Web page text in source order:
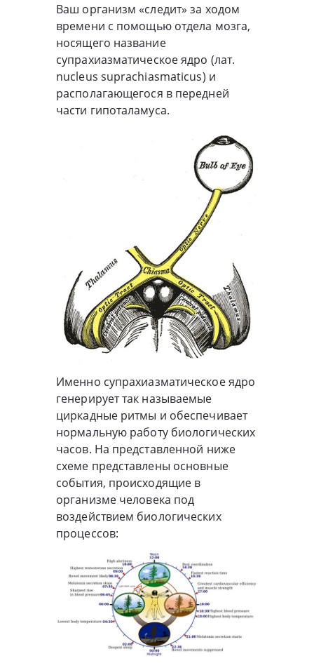
Ваш организм «следит» за ходом
времени с помощью отдела мозга,
носящего название
супрахиазматическое ядро (лат.
nucleus suprachiasmaticus) и
располагающегося в передней
части гипоталамуса.
Именно супрахиазматическое ядро
генерирует так называемые
циркадные ритмы и обеспечивает
нормальную работу биологических
часов. На представленной ниже
схеме представлены основные
события, происходящие в
организме человека под
воздействием биологических
процессов: